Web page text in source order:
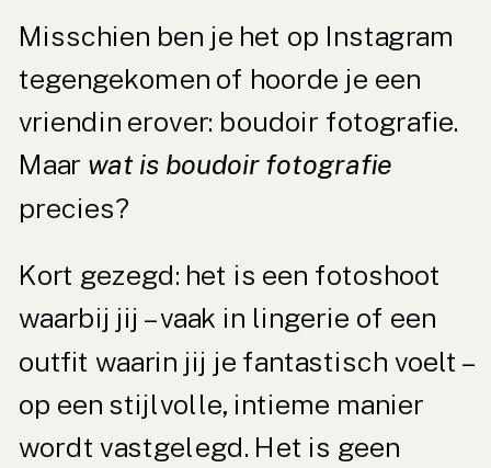
Misschien ben je het op Instagram
tegengekomen of hoorde je een
vriendin erover: boudoir fotografie.
Maar wat is boudoir fotografie
precies?
Kort gezegd: het is een fotoshoot
waarbij jij – vaak in lingerie of een
outfit waarin jij je fantastisch voelt –
op een stijlvolle, intieme manier
wordt vastgelegd. Het is geen